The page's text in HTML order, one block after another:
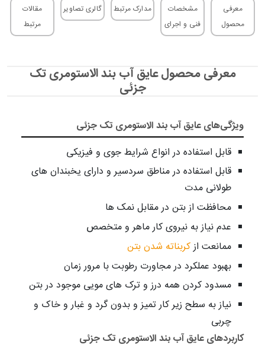
معرفی
محصول
مشخصات
فنی و اجرای
مدارک مرتبط گالری تصاویر
مقالات
مرتبط
معرفی محصول عایق آب بند الاستومری تک
جزئی
ویژگی‌های عایق آب بند الاستومری تک جزئی
قابل استفاده در انواع شرایط جوی و فیزیکی
قابل استفاده در مناطق سردسیر و دارای یخبندان ‌های
طولانی مدت
محافظت از بتن در مقابل نمک‌ ها
عدم نیاز به نیروی کار ماهر و متخصص
ممانعت ازکربناته شدن بتن
بهبود عملکرد در مجاورت رطوبت با مرور زمان
مسدود کردن همه درز و ترک های مویی موجود در بتن
نیاز به سطح زیر کار تمیز و بدون گرد و غبار و خاک و
چربی
کاربردهای عایق آب بند الاستومری تک جزئی